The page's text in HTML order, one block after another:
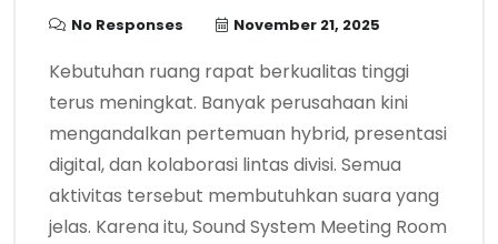
No Responses November 21, 2025
Kebutuhan ruang rapat berkualitas tinggi
terus meningkat. Banyak perusahaan kini
mengandalkan pertemuan hybrid, presentasi
digital, dan kolaborasi lintas divisi. Semua
aktivitas tersebut membutuhkan suara yang
jelas. Karena itu, Sound System Meeting Room